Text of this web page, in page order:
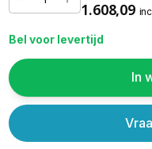
1.608,09
Bel voor levertijd
In